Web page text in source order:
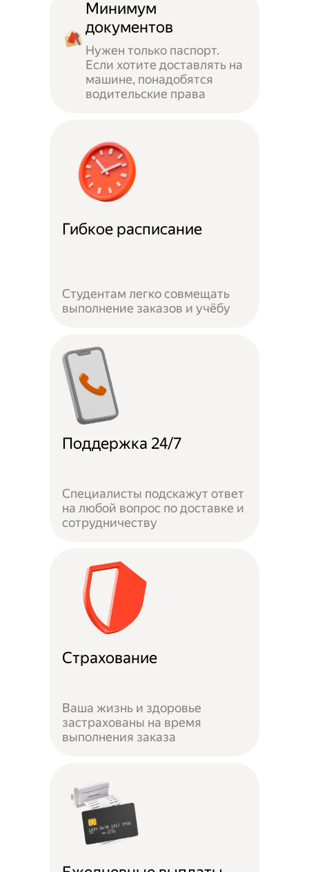
Минимум
документов
Нужен только паспорт.
Если хотите доставлять на
машине, понадобятся
водительские права
Гибкое расписание
Студентам легко совмещать
выполнение заказов и учёбу
Поддержка 24/7
Специалисты подскажут ответ
на любой вопрос по доставке и
сотрудничеству
Страхование
Ваша жизнь и здоровье
застрахованы на время
выполнения заказа